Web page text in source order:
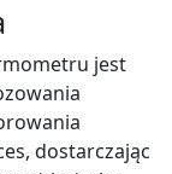
jest
dostarczając